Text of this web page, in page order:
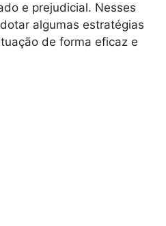
e prejudicial. Nesses
algumas estratégias
de forma eficaz e